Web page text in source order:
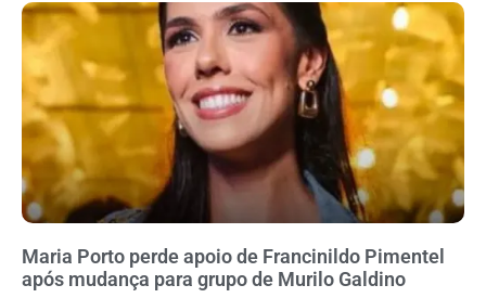
Maria Porto perde apoio de Francinildo Pimentel
após mudança para grupo de Murilo Galdino